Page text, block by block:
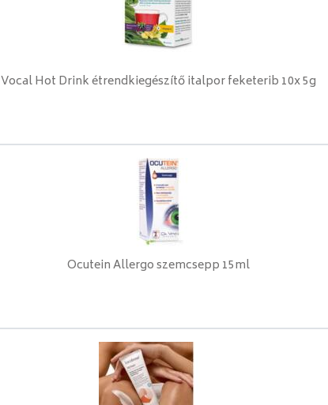
Vocal Hot Drink étrendkiegészítő italpor feketerib 10x 5g
Ocutein Allergo szemcsepp 15ml